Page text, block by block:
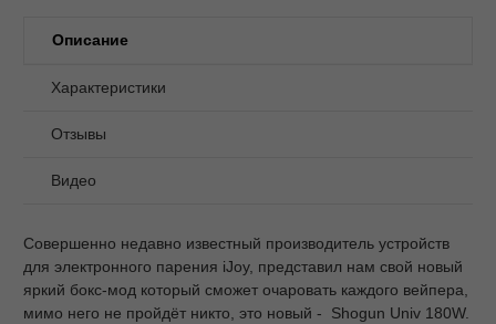
Описание
Характеристики
Отзывы
Видео
Совершенно недавно известный производитель устройств
для электронного парения iJoy, представил нам свой новый
яркий бокс-мод который сможет очаровать каждого вейпера,
мимо него не пройдёт никто, это новый - Shogun Univ 180W.